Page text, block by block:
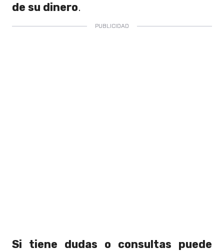
de su dinero.
Si tiene dudas o consultas puede